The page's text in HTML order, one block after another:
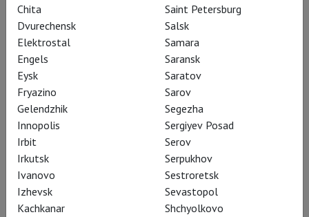
TheatreHD
театральный бенефис
кинозвезды Джеммы
Артертон и встреча эпох.
Chita
Dvurechensk
Elektrostal
Engels
Eysk
Fryazino
Gelendzhik
Innopolis
Irbit
Irkutsk
Ivanovo
Izhevsk
Kachkanar
Saint Petersburg
Salsk
Samara
Saransk
Saratov
Sarov
Segezha
Sergiyev Posad
Serov
Serpukhov
Sestroretsk
Sevastopol
Shchyolkovo